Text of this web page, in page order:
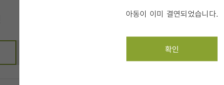
아동이 이미 결연되었습니다.
확인